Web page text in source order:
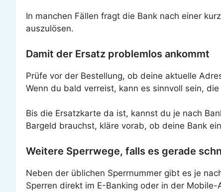
In manchen Fällen fragt die Bank nach einer
auszulösen.
Damit der Ersatz problemlos ankommt
Prüfe vor der Bestellung, ob deine aktuelle
Wenn du bald verreist, kann es sinnvoll sein,
Bis die Ersatzkarte da ist, kannst du je nach
Bargeld brauchst, kläre vorab, ob deine Bank
Weitere Sperrwege, falls es gerade
Neben der üblichen Sperrnummer gibt es je
Sperren direkt im E-Banking oder in der